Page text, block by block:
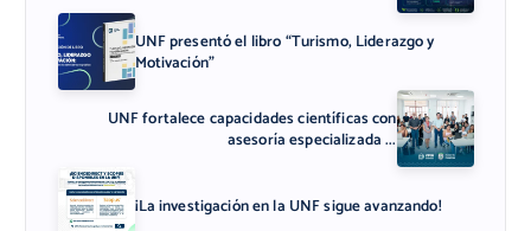
UNF presentó el libro “Turismo, Liderazgo y
Motivación”
UNF fortalece capacidades científicas con
asesoría especializada ...
¡La investigación en la UNF sigue avanzando!